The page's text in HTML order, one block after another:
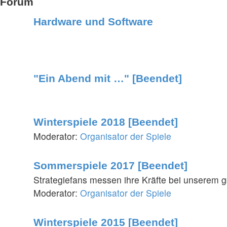
Hardware und Software
"Ein Abend mit …" [Beendet]
Winterspiele 2018 [Beendet]
Moderator: Organisator der Spiele
Sommerspiele 2017 [Beendet]
Strategiefans messen ihre Kräfte bei unserem
Moderator: Organisator der Spiele
Winterspiele 2015 [Beendet]